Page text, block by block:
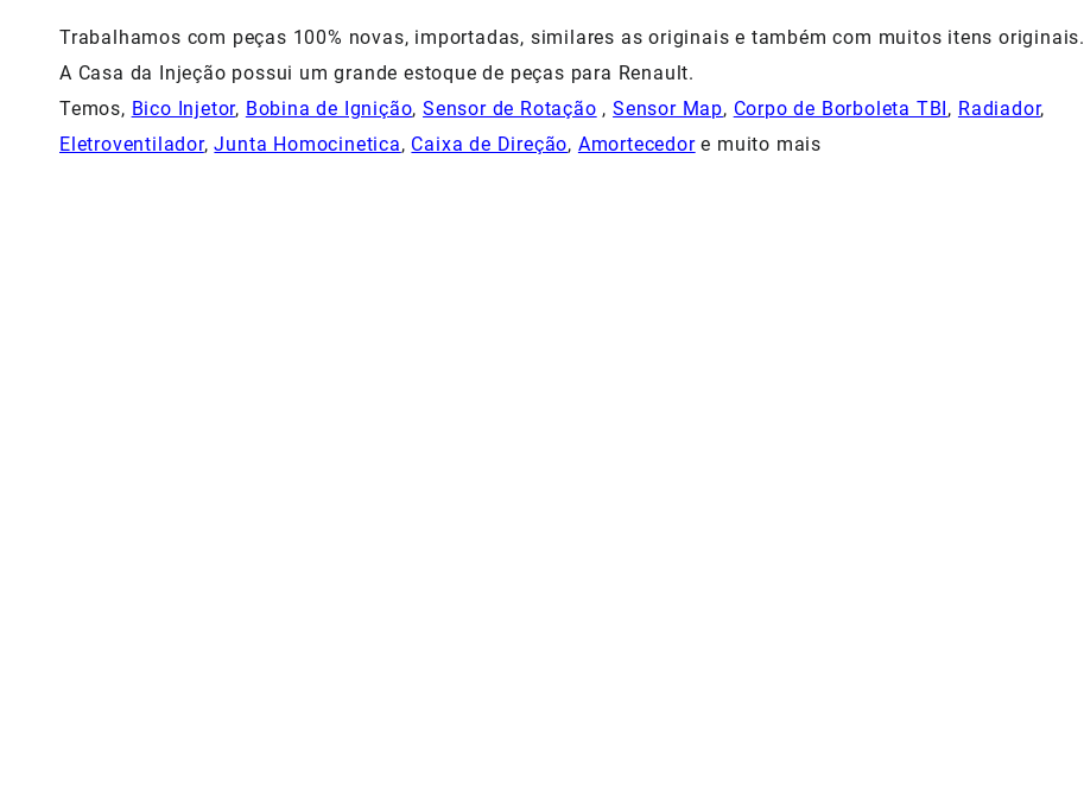
Trabalhamos com peças 100% novas, importadas, similares as originais e também com muitos itens originais.
A Casa da Injeção possui um grande estoque de peças para Renault.
Temos, Bico Injetor, Bobina de Ignição,Sensor de Rotação ,Sensor Map, Corpo de Borboleta TBI, Radiador,
Eletroventilador,Junta Homocinetica, Caixa de Direção, Amortecedore muito mais